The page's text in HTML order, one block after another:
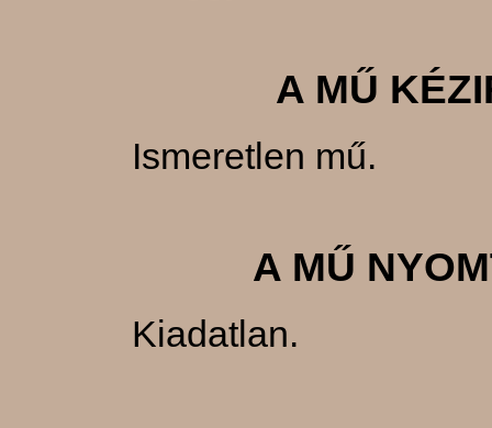
A MŰ
Ismeretlen mű.
A MŰ
Kiadatlan.